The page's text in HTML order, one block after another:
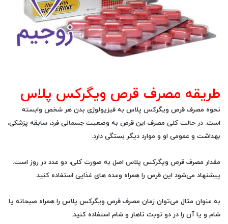
طریقه مصرف قرص ویگرکس پلاس
نحوه مصرف قرص ویگرکس پلاس به فیزیولوژی بدن هر شخص وابسته
است. در حالت کلی مصرف این قرص به وضعیت جسمانی فرد، سابقه پزشکی،
بهداشت و عمومی او و موارد دیگر بستگی دارد.
مقدار مصرف قرص ویگرکس پلاس اصل به صورت کلی، دو عدد در روز است.
پیشنهاد می‌شود این قرص را همراه وعده های غذایی استفاده کنید.
به عنوان مثال می‌توان زمان مصرف قرص ویگرکس پلاس را همراه صبحانه یا
شام و یا آن را در دو نوبت ناهار و شام استفاده کنید.